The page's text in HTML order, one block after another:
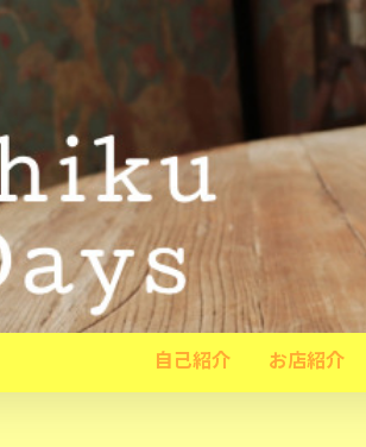
自己紹介 お店紹介